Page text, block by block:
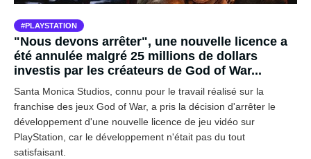
PLAYSTATION
"Nous devons arrêter", une nouvelle licence a
été annulée malgré 25 millions de dollars
investis par les créateurs de God of War...
Santa Monica Studios, connu pour le travail réalisé sur la
franchise des jeux God of War, a pris la décision d'arrêter le
développement d'une nouvelle licence de jeu vidéo sur
PlayStation, car le développement n'était pas du tout
satisfaisant.